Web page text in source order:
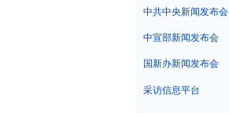
中共中央新闻发布会
中宣部新闻发布会
国新办新闻发布会
采访信息平台